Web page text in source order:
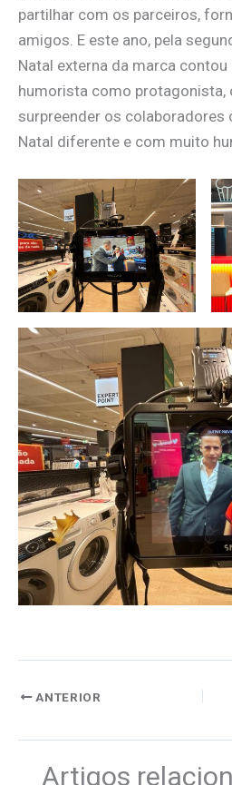
partilhar com os parceiros,
amigos. E este ano, pela
Natal externa da marca
humorista como protagonista,
surpreender os colaboradores
Natal diferente e com muito
ANTERIOR
Artigos